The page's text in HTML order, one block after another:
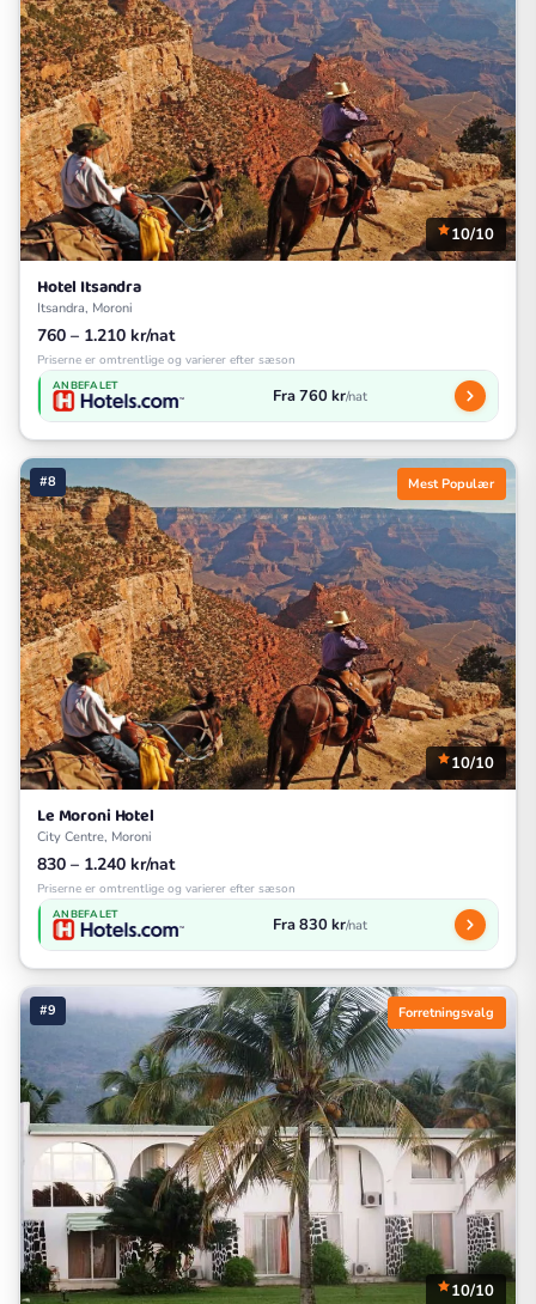
10/10
Hotel Itsandra
Itsandra, Moroni
760 – 1.210 kr/nat
Priserne er omtrentlige og varierer efter sæson
ANBEFALET Fra 760 kr/nat
#8 Mest Populær
10/10
Le Moroni Hotel
City Centre, Moroni
830 – 1.240 kr/nat
Priserne er omtrentlige og varierer efter sæson
ANBEFALET Fra 830 kr/nat
#9 Forretningsvalg
10/10